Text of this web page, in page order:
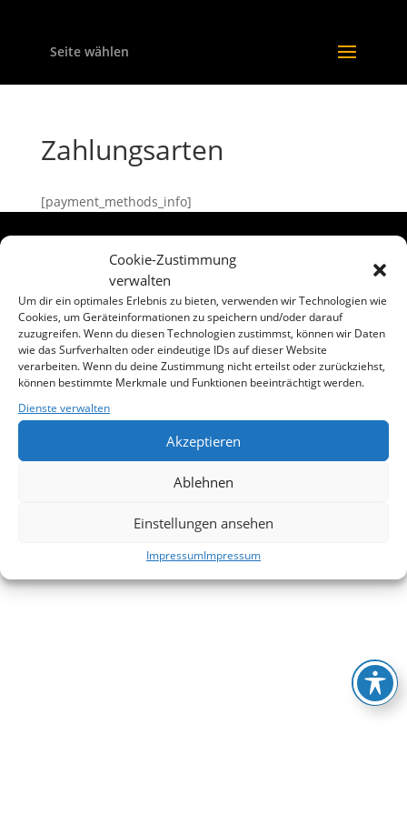
Cookie-Zustimmung
verwalten
Um dir ein optimales Erlebnis zu bieten, verwenden wir Technologien wie
Cookies, um Geräteinformationen zu speichern und/oder darauf
zuzugreifen. Wenn du diesen Technologien zustimmst, können wir Daten
wie das Surfverhalten oder eindeutige IDs auf dieser Website
verarbeiten. Wenn du deine Zustimmung nicht erteilst oder zurückziehst,
können bestimmte Merkmale und Funktionen beeinträchtigt werden.
Dienste verwalten
Akzeptieren
Ablehnen
Einstellungen ansehen
ImpressumImpressum
Seite wählen
Zahlungsarten
[payment_methods_info]
Designed byPIXELPLEASURE| Powered by
WordPress